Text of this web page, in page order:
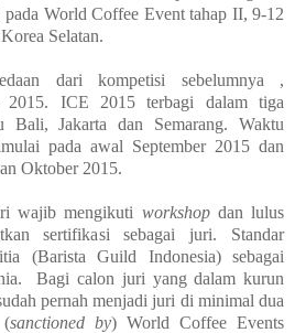
pada World Coffee Event tahap II, 9-12
Selatan.
dari kompetisi sebelumnya ,
2015. ICE 2015 terbagi dalam tiga
Bali, Jakarta dan Semarang. Waktu
pada awal September 2015 dan
Oktober 2015.
wajib mengikuti workshopdan lulus
sertifikasi sebagai juri. Standar
(Barista Guild Indonesia) sebagai
Bagi calon juri yang dalam kurun
pernah menjadi juri di minimal dua
(sanctioned by) World Coffee Events